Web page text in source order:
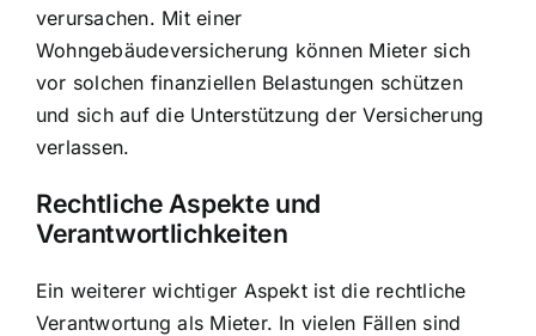
verursachen. Mit einer
Wohngebäudeversicherung können Mieter sich
vor solchen finanziellen Belastungen schützen
und sich auf die Unterstützung der Versicherung
verlassen.
Rechtliche Aspekte und
Verantwortlichkeiten
Ein weiterer wichtiger Aspekt ist die rechtliche
Verantwortung als Mieter. In vielen Fällen sind